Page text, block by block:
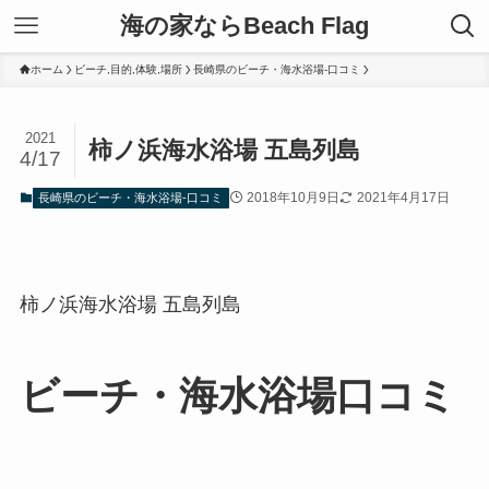
海の家ならBeach Flag
ホーム ビーチ,目的,体験,場所 長崎県のビーチ・海水浴場-口コミ
柿ノ浜海水浴場 五島列島
2021
4/17
長崎県のビーチ・海水浴場-口コミ 2018年10月9日 2021年4月17日
柿ノ浜海水浴場 五島列島
ビーチ・海水浴場口コミ